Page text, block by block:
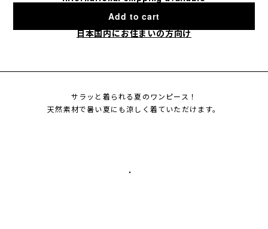
Add to cart
日本国内にお住まいの方向け
サラッと着られる夏のワンピース！
天然素材で暑い夏にも涼しく着ていただけます。
・